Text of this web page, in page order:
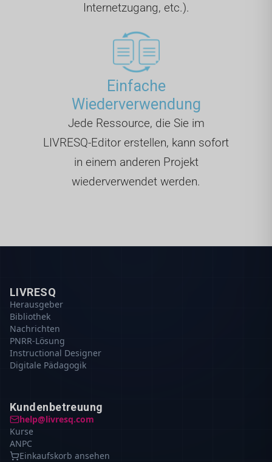
Internetzugang, etc.).
Einfache
Wiederverwendung
Jede Ressource, die Sie im
LIVRESQ-Editor erstellen, kann sofort
in einem anderen Projekt
wiederverwendet werden.
LIVRESQ
Herausgeber
Bibliothek
Nachrichten
PNRR-Lösung
Instructional Designer
Digitale Pädagogik
Kundenbetreuung
help@livresq.com
Kurse
ANPC
Einkaufskorb ansehen